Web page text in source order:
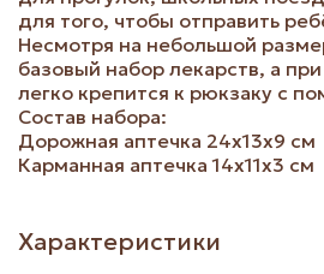
для того, чтобы отправить
Несмотря на небольшой
базовый набор лекарств, а
легко крепится к рюкзаку с
Состав набора:
Дорожная аптечка 24х13х9 см
Карманная аптечка 14х11х3 см
Характеристики